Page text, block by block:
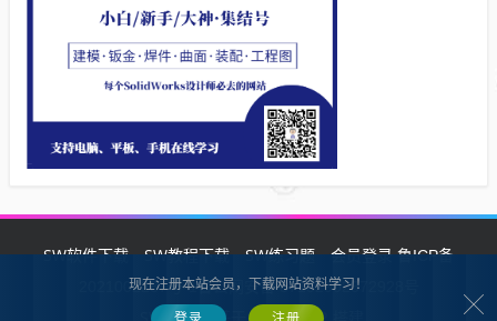
SW软件下载 SW教程下载 SW练习题 会员登录鲁ICP备
2021002287号-1鲁公网安备 37132902372928号
SW自学网 基于 Z-BlogPHP
现在注册本站会员，下载网站资料学习！